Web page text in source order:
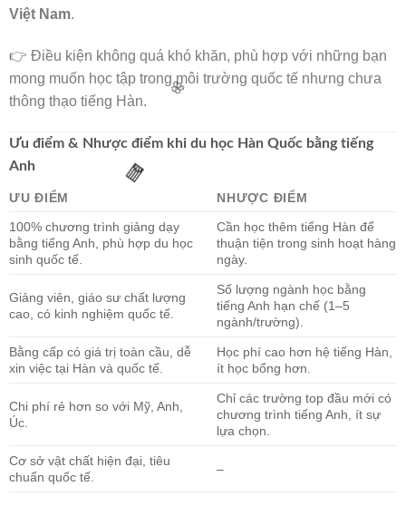
🧧
Việt Nam.
👉 Điều kiện không quá khó khăn, phù hợp với những bạn
mong muốn học tập trong môi trường quốc tế nhưng chưa
thông thạo tiếng Hàn.
Ưu điểm & Nhược điểm khi du học Hàn Quốc bằng tiếng
Anh
ƯU ĐIỂM
NHƯỢC ĐIỂM
100% chương trình giảng dạy
bằng tiếng Anh, phù hợp du học
sinh quốc tế.
Cần học thêm tiếng Hàn để
thuận tiện trong sinh hoạt hàng
ngày.
Giảng viên, giáo sư chất lượng
cao, có kinh nghiệm quốc tế.
Số lượng ngành học bằng
tiếng Anh hạn chế (1–5
ngành/trường).
Bằng cấp có giá trị toàn cầu, dễ
xin việc tại Hàn và quốc tế.
Học phí cao hơn hệ tiếng Hàn,
ít học bổng hơn.
Chi phí rẻ hơn so với Mỹ, Anh,
Úc.
Chỉ các trường top đầu mới có
chương trình tiếng Anh, ít sự
lựa chọn.
Cơ sở vật chất hiện đại, tiêu
chuẩn quốc tế.
–